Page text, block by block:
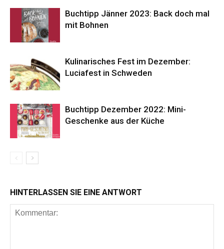
Buchtipp Jänner 2023: Back doch mal
mit Bohnen
Kulinarisches Fest im Dezember:
Luciafest in Schweden
Buchtipp Dezember 2022: Mini-
Geschenke aus der Küche
HINTERLASSEN SIE EINE ANTWORT